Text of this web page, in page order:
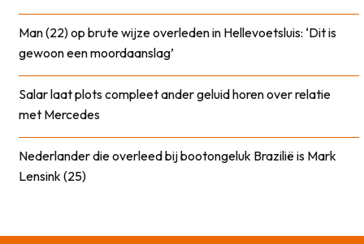
Man (22) op brute wijze overleden in Hellevoetsluis: ‘Dit is
gewoon een moordaanslag’
Salar laat plots compleet ander geluid horen over relatie
met Mercedes
Nederlander die overleed bij bootongeluk Brazilië is Mark
Lensink (25)